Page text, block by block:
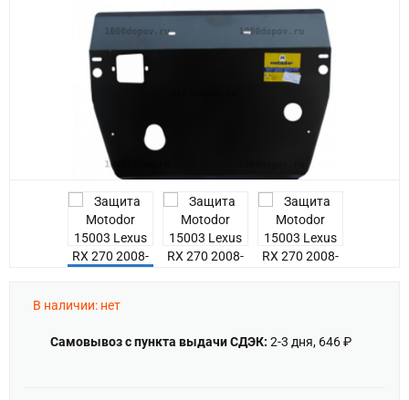
В наличии: нет
Самовывоз с пункта выдачи СДЭК: 2-3 дня, 646 ₽